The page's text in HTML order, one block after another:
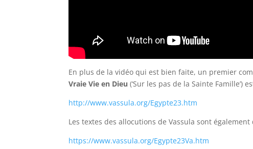
En plus de la vidéo qui est bien faite, un premier
Vraie Vie en Dieu (‘Sur les pas de la Sainte Famille’)
http://www.vassula.org/Egypte23.htm
Les textes des allocutions de Vassula sont
https://www.vassula.org/Egypte23Va.htm